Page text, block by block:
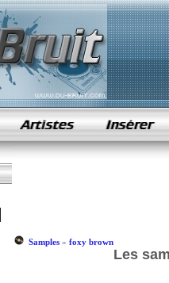
samples de rap
Samples» foxy brown
Les